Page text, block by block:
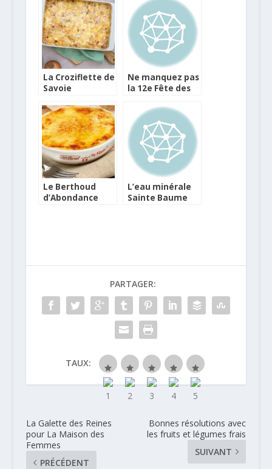
Foire de Paris
La Croziflette de
Savoie
Ne manquez pas
la 12e Fête des
Savoie
Le Berthoud
d’Abondance
L’eau minérale
Sainte Baume
PARTAGER:
TAUX:
La Galette des Reines
pour La Maison des
Femmes
PRÉCÉDENT
Bonnes résolutions avec
les fruits et légumes frais
SUIVANT